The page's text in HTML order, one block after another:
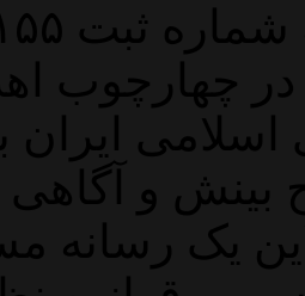
در چهارچوب
ایران
بینش و
یک رسانه